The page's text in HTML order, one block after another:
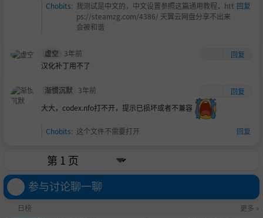
Chobits: 我测试是中文的，中文设置参照这篇通用教程，htt
ps://steamzg.com/4386/ 天翼云网盘分享不出来
会被和谐
回复
虚空 3年前
回复
汉化补丁用不了
渐惯沉默 3年前
回复
大大，codex.nfo打不开，提示已损坏或者不兼容
Chobits: 这个文件不需要打开 回复
参与讨论聊一聊
日榜 更多 »